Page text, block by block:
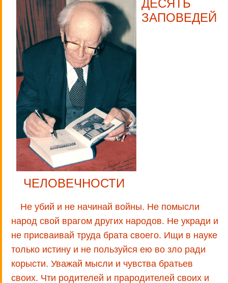
ДЕСЯТЬ
ЗАПОВЕДЕЙ
ЧЕЛОВЕЧНОСТИ
Не убий и не начинай войны. Не помысли
народ свой врагом других народов. Не укради и
не присваивай труда брата своего. Ищи в науке
только истину и не пользуйся ею во зло ради
корысти. Уважай мысли и чувства братьев
своих. Чти родителей и прародителей своих и